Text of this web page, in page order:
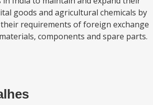
goods and agricultural chemicals by
requirements of foreign exchange
components and spare parts.